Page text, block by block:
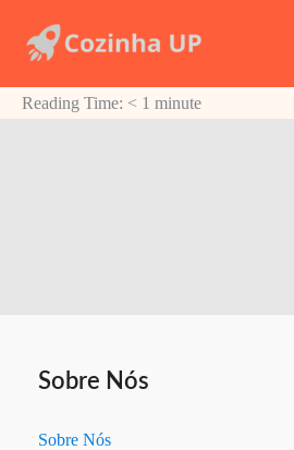
para
conteúdo
Reading Time: < 1 minute
Sobre Nós
Sobre Nós